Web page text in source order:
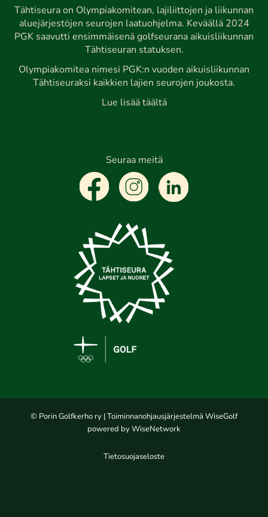
Tähtiseura on Olympiakomitean, lajiliittojen ja liikunnan
aluejärjestöjen seurojen laatuohjelma. Keväällä 2024
PGK saavutti ensimmäisenä golfseurana aikuisliikunnan
Tähtiseuran statuksen.
Olympiakomitea nimesi PGK:n vuoden aikuisliikunnan
Tähtiseuraksi kaikkien lajien seurojen joukosta.
Lue lisää täältä
Seuraa meitä
© Porin Golfkerho ry | Toiminnanohjausjärjestelmä WiseGolf
powered by WiseNetwork
Tietosuojaseloste